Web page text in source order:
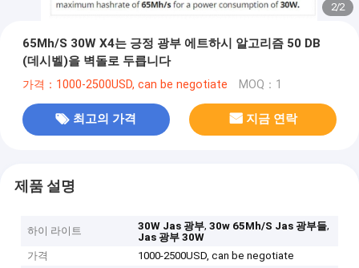
2/2
65Mh/S 30W X4는 긍정 광부 에트하시 알고리즘 50 DB
(데시벨)을 벽돌로 두릅니다
가격：1000-2500USD, can be negotiate MOQ：1
최고의 가격 지금 연락
제품 설명
하이 라이트 30W Jas 광부,30w 65Mh/S Jas 광부들,
Jas 광부 30W
가격
1000-2500USD, can be negotiate